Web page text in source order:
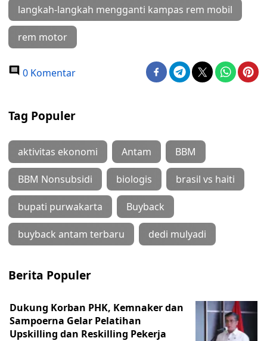
langkah-langkah mengganti kampas rem mobil
rem motor
0 Komentar
Tag Populer
aktivitas ekonomi Antam BBM
BBM Nonsubsidi biologis brasil vs haiti
bupati purwakarta Buyback
buyback antam terbaru dedi mulyadi
Berita Populer
Dukung Korban PHK, Kemnaker dan
Sampoerna Gelar Pelatihan
Upskilling dan Reskilling Pekerja